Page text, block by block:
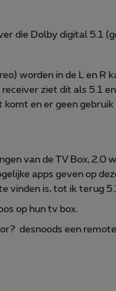
die Dolby digital 5.1
worden in de L en R
ziet dit als 5.1
en er geen
van de TV Box, 2.0
apps geven op
vinden is, tot ik terug
op hun tv box.
desnoods een